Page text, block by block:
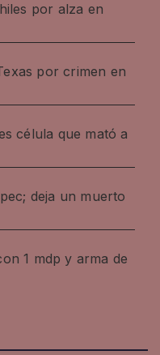
por alza en
por crimen en
célula que mató a
deja un muerto
1 mdp y arma de